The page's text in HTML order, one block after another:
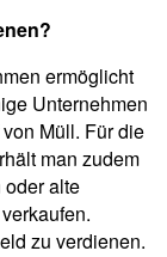
ermöglicht
Unternehmen
Müll. Für die
man zudem
oder alte
zu verdienen.